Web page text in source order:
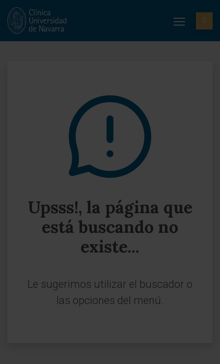
Upsss!, la página que
está buscando no
existe...
Le sugerimos utilizar el buscador o
las opciones del menú.